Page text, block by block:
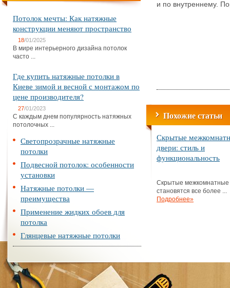
Потолок мечты: Как натяжные
конструкции меняют пространство
18/01/2025
В мире интерьерного дизайна потолок
часто ...
Где купить натяжные потолки в
Киеве зимой и весной с монтажом по
цене производителя?
27/01/2023
С каждым днем популярность натяжных
потолочных ...
Светопрозрачные натяжные
потолки
Подвесной потолок: особенности
установки
Натяжные потолки —
преимущества
Применение жидких обоев для
потолка
Глянцевые натяжные потолки
и по внутреннему.
Похожие статьи
Скрытые
двери: стиль и
функциональность
Скрытые межкомнатные
становятся все более ...
Подробнее»